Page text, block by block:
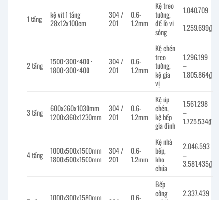
1 tầng
kệ vít 1 tầng
28x12x100cm
304 /
201
0.6-
1.2mm
Kệ treo
tường,
để lò vi
sóng
1.040.709
–
1.259.699₫
2 tầng
1500×300×400 ·
1800×300×400
304 /
201
0.6-
1.2mm
Kệ chén
treo
tường,
kệ gia
vị
1.296.199
–
1.805.864₫
3 tầng
600x360x1030mm
1200x360x1230mm
304 /
201
0.6-
1.2mm
Kệ úp
chén,
kệ bếp
gia đình
1.561.298
–
1.725.534₫
4 tầng
1000x500x1500mm
1800x500x1500mm
304 /
201
0.6-
1.2mm
Kệ nhà
bếp,
kho
chứa
2.046.593
–
3.581.435₫
1000x300x1580mm
0.6-
Bếp
công
2.337.439